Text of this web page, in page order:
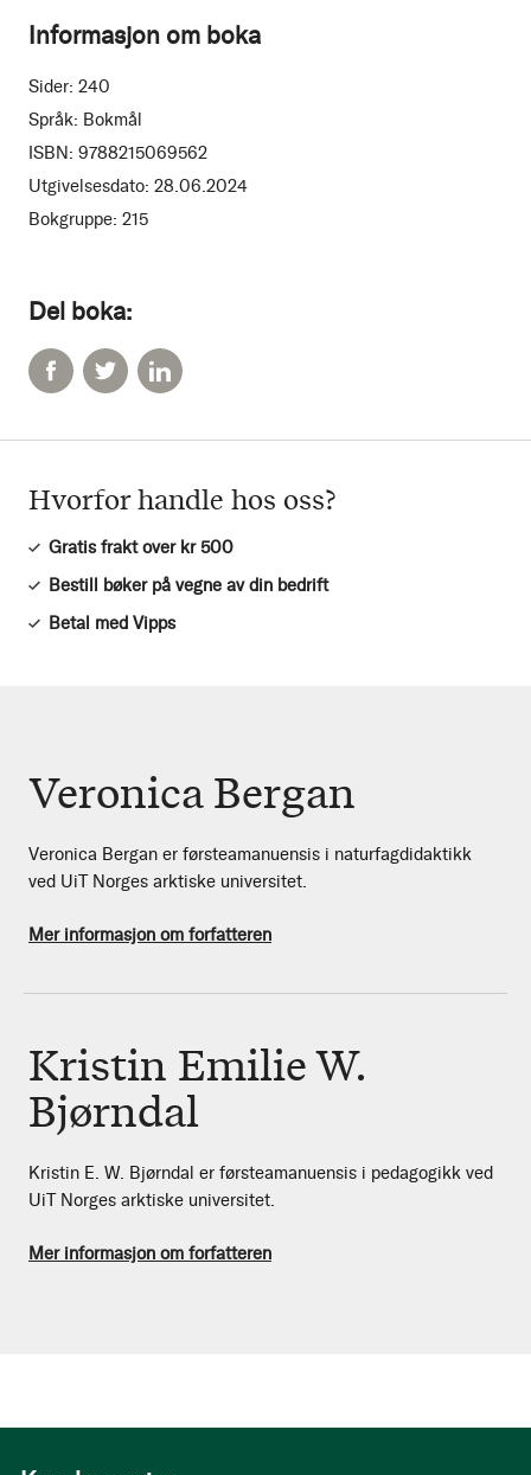
Del boka:
Informasjon om boka
Sider: 240
Språk: Bokmål
ISBN: 9788215069562
Utgivelsesdato: 28.06.2024
Bokgruppe: 215
Hvorfor handle hos oss?
Gratis frakt over kr 500
Bestill bøker på vegne av din bedrift
Betal med Vipps
Veronica Bergan
Veronica Bergan er førsteamanuensis i naturfagdidaktikk
ved UiT Norges arktiske universitet.
Mer informasjon om forfatteren
Kristin Emilie W.
Bjørndal
Kristin E. W. Bjørndal er førsteamanuensis i pedagogikk ved
UiT Norges arktiske universitet.
Mer informasjon om forfatteren